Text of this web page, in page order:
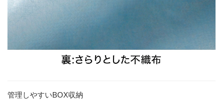
管理しやすいBOX収納